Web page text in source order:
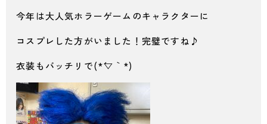
今年は大人気ホラーゲームのキャラクターに
コスプレした方がいました！完璧ですね♪
衣装もバッチリで(*´▽｀*)